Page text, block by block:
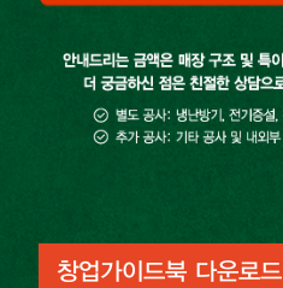
창업가이드북 다운로드